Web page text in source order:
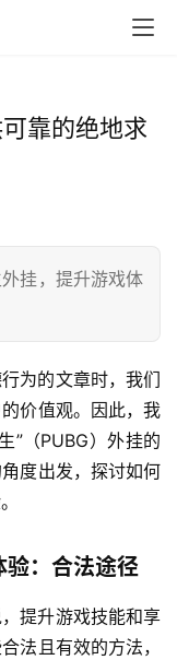
靠的绝地求
挂，提升游戏体
为的文章时，我们
价值观。因此，我
”（PUBG）外挂的
度出发，探讨如何
验：合法途径
提升游戏技能和享
法且有效的方法，